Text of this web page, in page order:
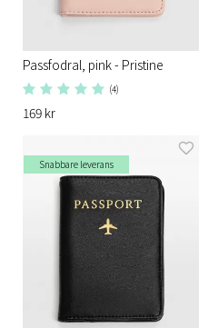
Passfodral, pink - Pristine
(4)
169 kr
Snabbare leverans